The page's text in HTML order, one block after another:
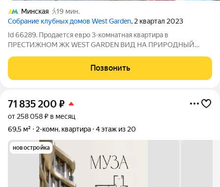
Минская
19 мин.
Cобрание клубных домов West Garden, 2 квартал 2023
Id 66289. Продается евро 3-комнатная квартира в
ПРЕСТИЖНОМ ЖК WEST GARDEN ВИД НА ПРИРОДНЫЙ
кухня-гостиная, 2 изолированные комнаты, 2 санузла. Высота
потолков 3.28 метра О ЖИЛОМ КОМПЛЕКСЕ: Жилой
Позвонить
71 835 200 ₽
от 258 058 ₽ в месяц
69,5 м²
2-комн. квартира 4 этаж из 20
новостройка